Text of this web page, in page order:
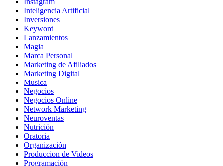
Instagram
Inteligencia Artificial
Inversiones
Keyword
Lanzamientos
Magia
Marca Personal
Marketing de Afiliados
Marketing Digital
Musica
Negocios
Negocios Online
Network Marketing
Neuroventas
Nutrición
Oratoria
Organización
Produccion de Videos
Programación